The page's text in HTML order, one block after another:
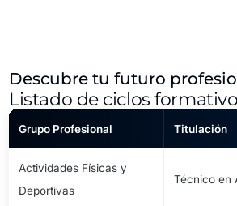
Descubre tu futuro
Listado de ciclos
Grupo Profesional Titulación
Actividades Físicas y
Deportivas
Técnico en